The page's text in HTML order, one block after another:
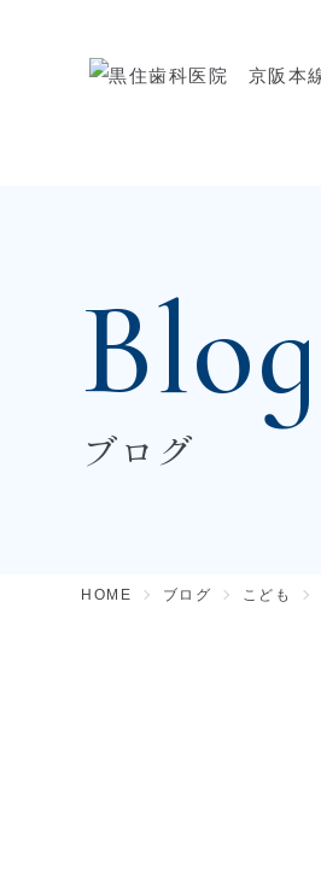
Blog
ブログ
HOME ブログ こども